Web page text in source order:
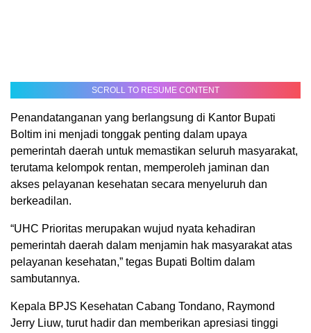
SCROLL TO RESUME CONTENT
Penandatanganan yang berlangsung di Kantor Bupati
Boltim ini menjadi tonggak penting dalam upaya
pemerintah daerah untuk memastikan seluruh masyarakat,
terutama kelompok rentan, memperoleh jaminan dan
akses pelayanan kesehatan secara menyeluruh dan
berkeadilan.
“UHC Prioritas merupakan wujud nyata kehadiran
pemerintah daerah dalam menjamin hak masyarakat atas
pelayanan kesehatan,” tegas Bupati Boltim dalam
sambutannya.
Kepala BPJS Kesehatan Cabang Tondano, Raymond
Jerry Liuw, turut hadir dan memberikan apresiasi tinggi